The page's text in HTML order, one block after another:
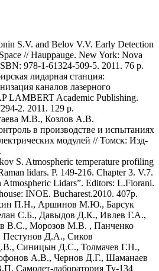
S.V. and Belov V.V. Early Detection
// Hauppauge. New York: Nova
978-1-61324-509-5. 2011. 76 p.
лидарная станция:
каналов лазерного
LAMBERT Academic Publishing.
2. 2011. 129 p.
М.В., Козлов А.В.
в производстве и испытаниях
модулей // Томск: Изд-
S. Atmospheric temperature profiling
lidars. P. 149-216. Chapter 3. V.7.
Atmospheric Lidars”. Editors: L.Fiorani.
INOE. Bucharest.2010. 407p.
П.Н., Аршинов М.Ю., Барсук
С.Б., Давыдов Д.К., Ивлев Г.А.,
В.С., Морозов М.В. , Панченко
Д.А., Сиков
Синицын Д.С., Толмачев Г.Н.,
А.В., Чернов Д.Г., Шаманаев
Самолет-лаборатория Ту-134